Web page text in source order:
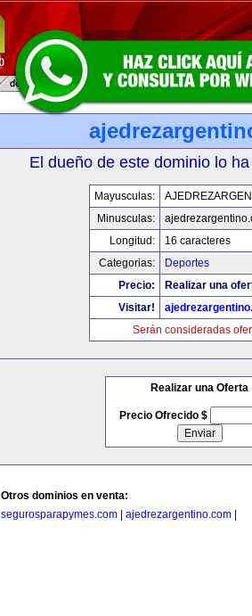
El dueño de este dominio lo
Mayusculas:
Minusculas:
Longitud:
16 caracteres
Categorias:
Deportes
Precio:
Realizar una
Visitar!
Serán consideradas
Realizar una Oferta
Precio Ofrecido $
Otros dominios en venta:
segurosparapymes.com
ajedrezargentino.com